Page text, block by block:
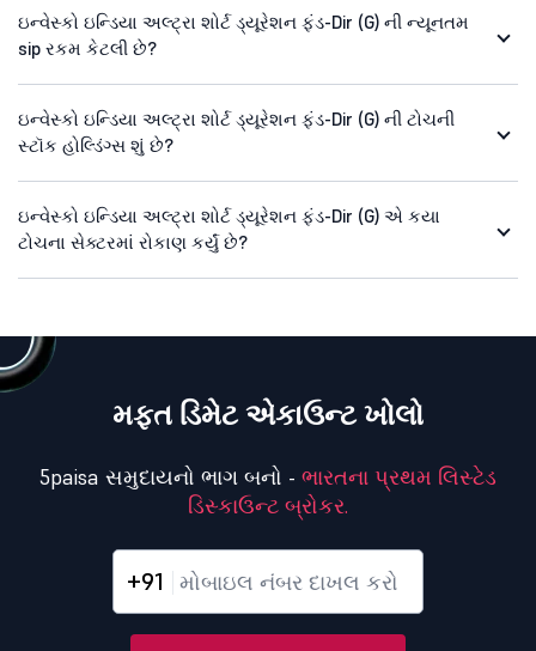
ઇન્વેસ્કો ઇન્ડિયા અલ્ટ્રા શોર્ટ ડ્યૂરેશન ફંડ-Dir (G) ની ન્યૂનતમ
sip રકમ કેટલી છે?
ઇન્વેસ્કો ઇન્ડિયા અલ્ટ્રા શોર્ટ ડ્યૂરેશન ફંડ-Dir (G) ની ટોચની
સ્ટૉક હોલ્ડિંગ્સ શું છે?
ઇન્વેસ્કો ઇન્ડિયા અલ્ટ્રા શોર્ટ ડ્યૂરેશન ફંડ-Dir (G) એ કયા
ટોચના સેક્ટરમાં રોકાણ કર્યું છે?
મફત ડિમેટ એકાઉન્ટ ખોલો
5paisa સમુદાયનો ભાગ બનો - ભારતના પ્રથમ લિસ્ટેડ
ડિસ્કાઉન્ટ બ્રોકર.
+91